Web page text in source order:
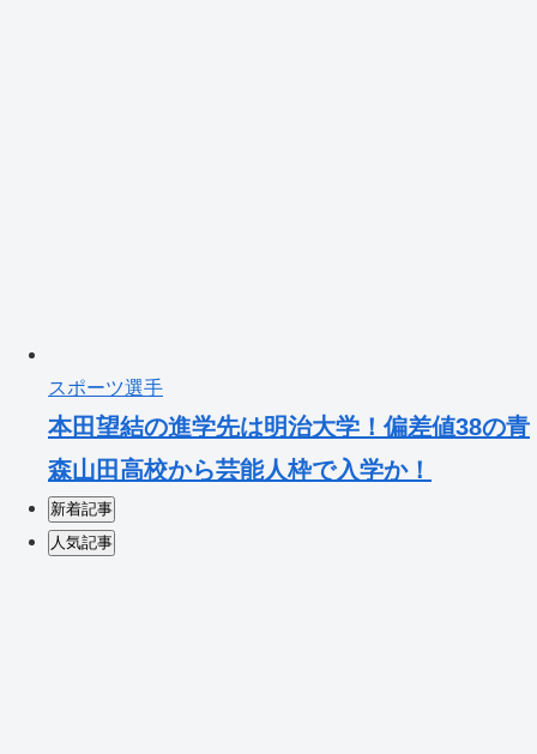
スポーツ選手
本田望結の進学先は明治大学！偏差値38の青
森山田高校から芸能人枠で入学か！
新着記事
人気記事